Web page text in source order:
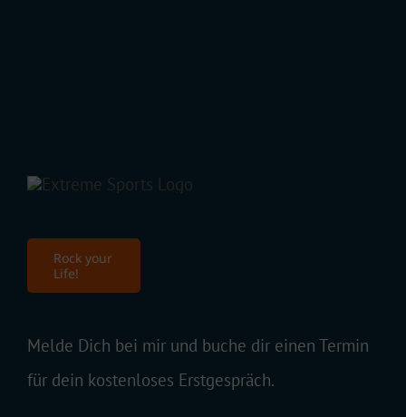
Rock your
Life!
Melde Dich bei mir und buche dir einen Termin
für dein kostenloses Erstgespräch.